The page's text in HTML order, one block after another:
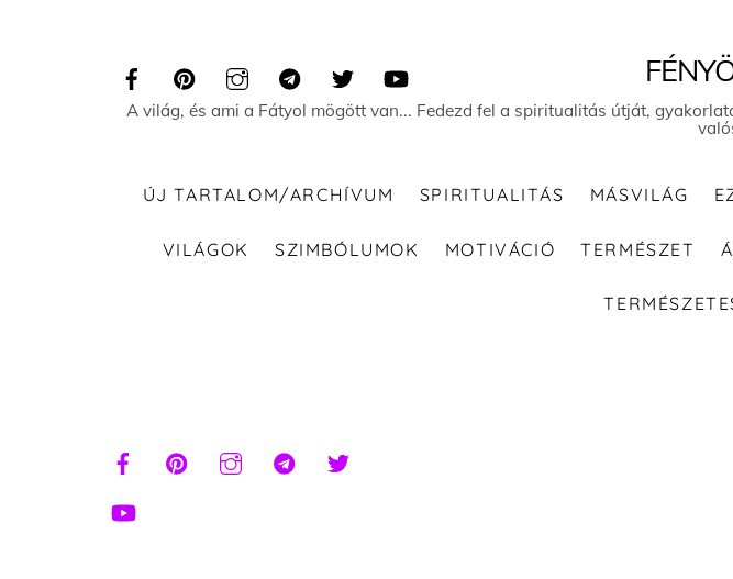
A világ, és ami a Fátyol mögött van... Fedezd fel a spiritualitás útját,
ÚJ TARTALOM/ARCHÍVUM SPIRITUALITÁS MÁSVILÁG
VILÁGOK SZIMBÓLUMOK MOTIVÁCIÓ TERMÉSZET